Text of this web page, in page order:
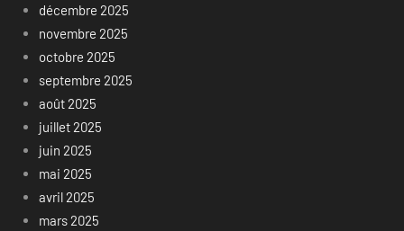
décembre 2025
novembre 2025
octobre 2025
septembre 2025
août 2025
juillet 2025
juin 2025
mai 2025
avril 2025
mars 2025